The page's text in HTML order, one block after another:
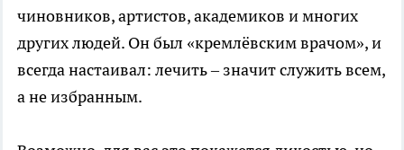
чиновников, артистов, академиков и многих
других людей. Он был «кремлёвским врачом», и
всегда настаивал: лечить – значит служить всем,
а не избранным.